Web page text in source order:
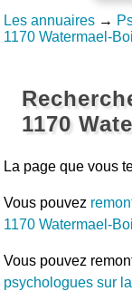
Les annuaires →
1170 Watermael-
1170
La page que vous
Vous pouvez
1170 Watermael-
Vous pouvez
psychologues sur